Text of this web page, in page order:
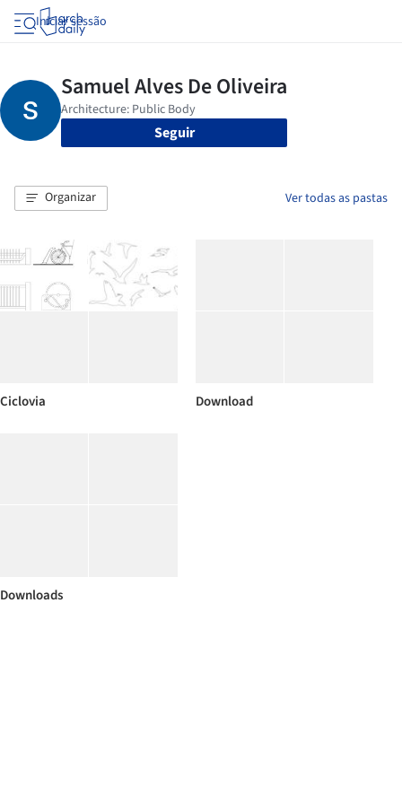
Iniciar sessão
Seguir
Organizar Ver todas as pastas
Ciclovia Download
Downloads